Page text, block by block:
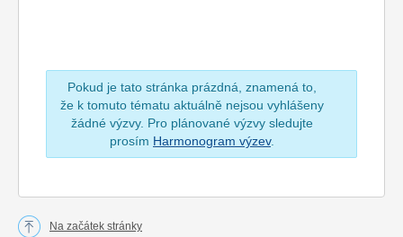
Pokud je tato stránka prázdná, znamená to,
že k tomuto tématu aktuálně nejsou vyhlášeny
žádné výzvy. Pro plánované výzvy sledujte
prosím Harmonogram výzev.
Na začátek stránky